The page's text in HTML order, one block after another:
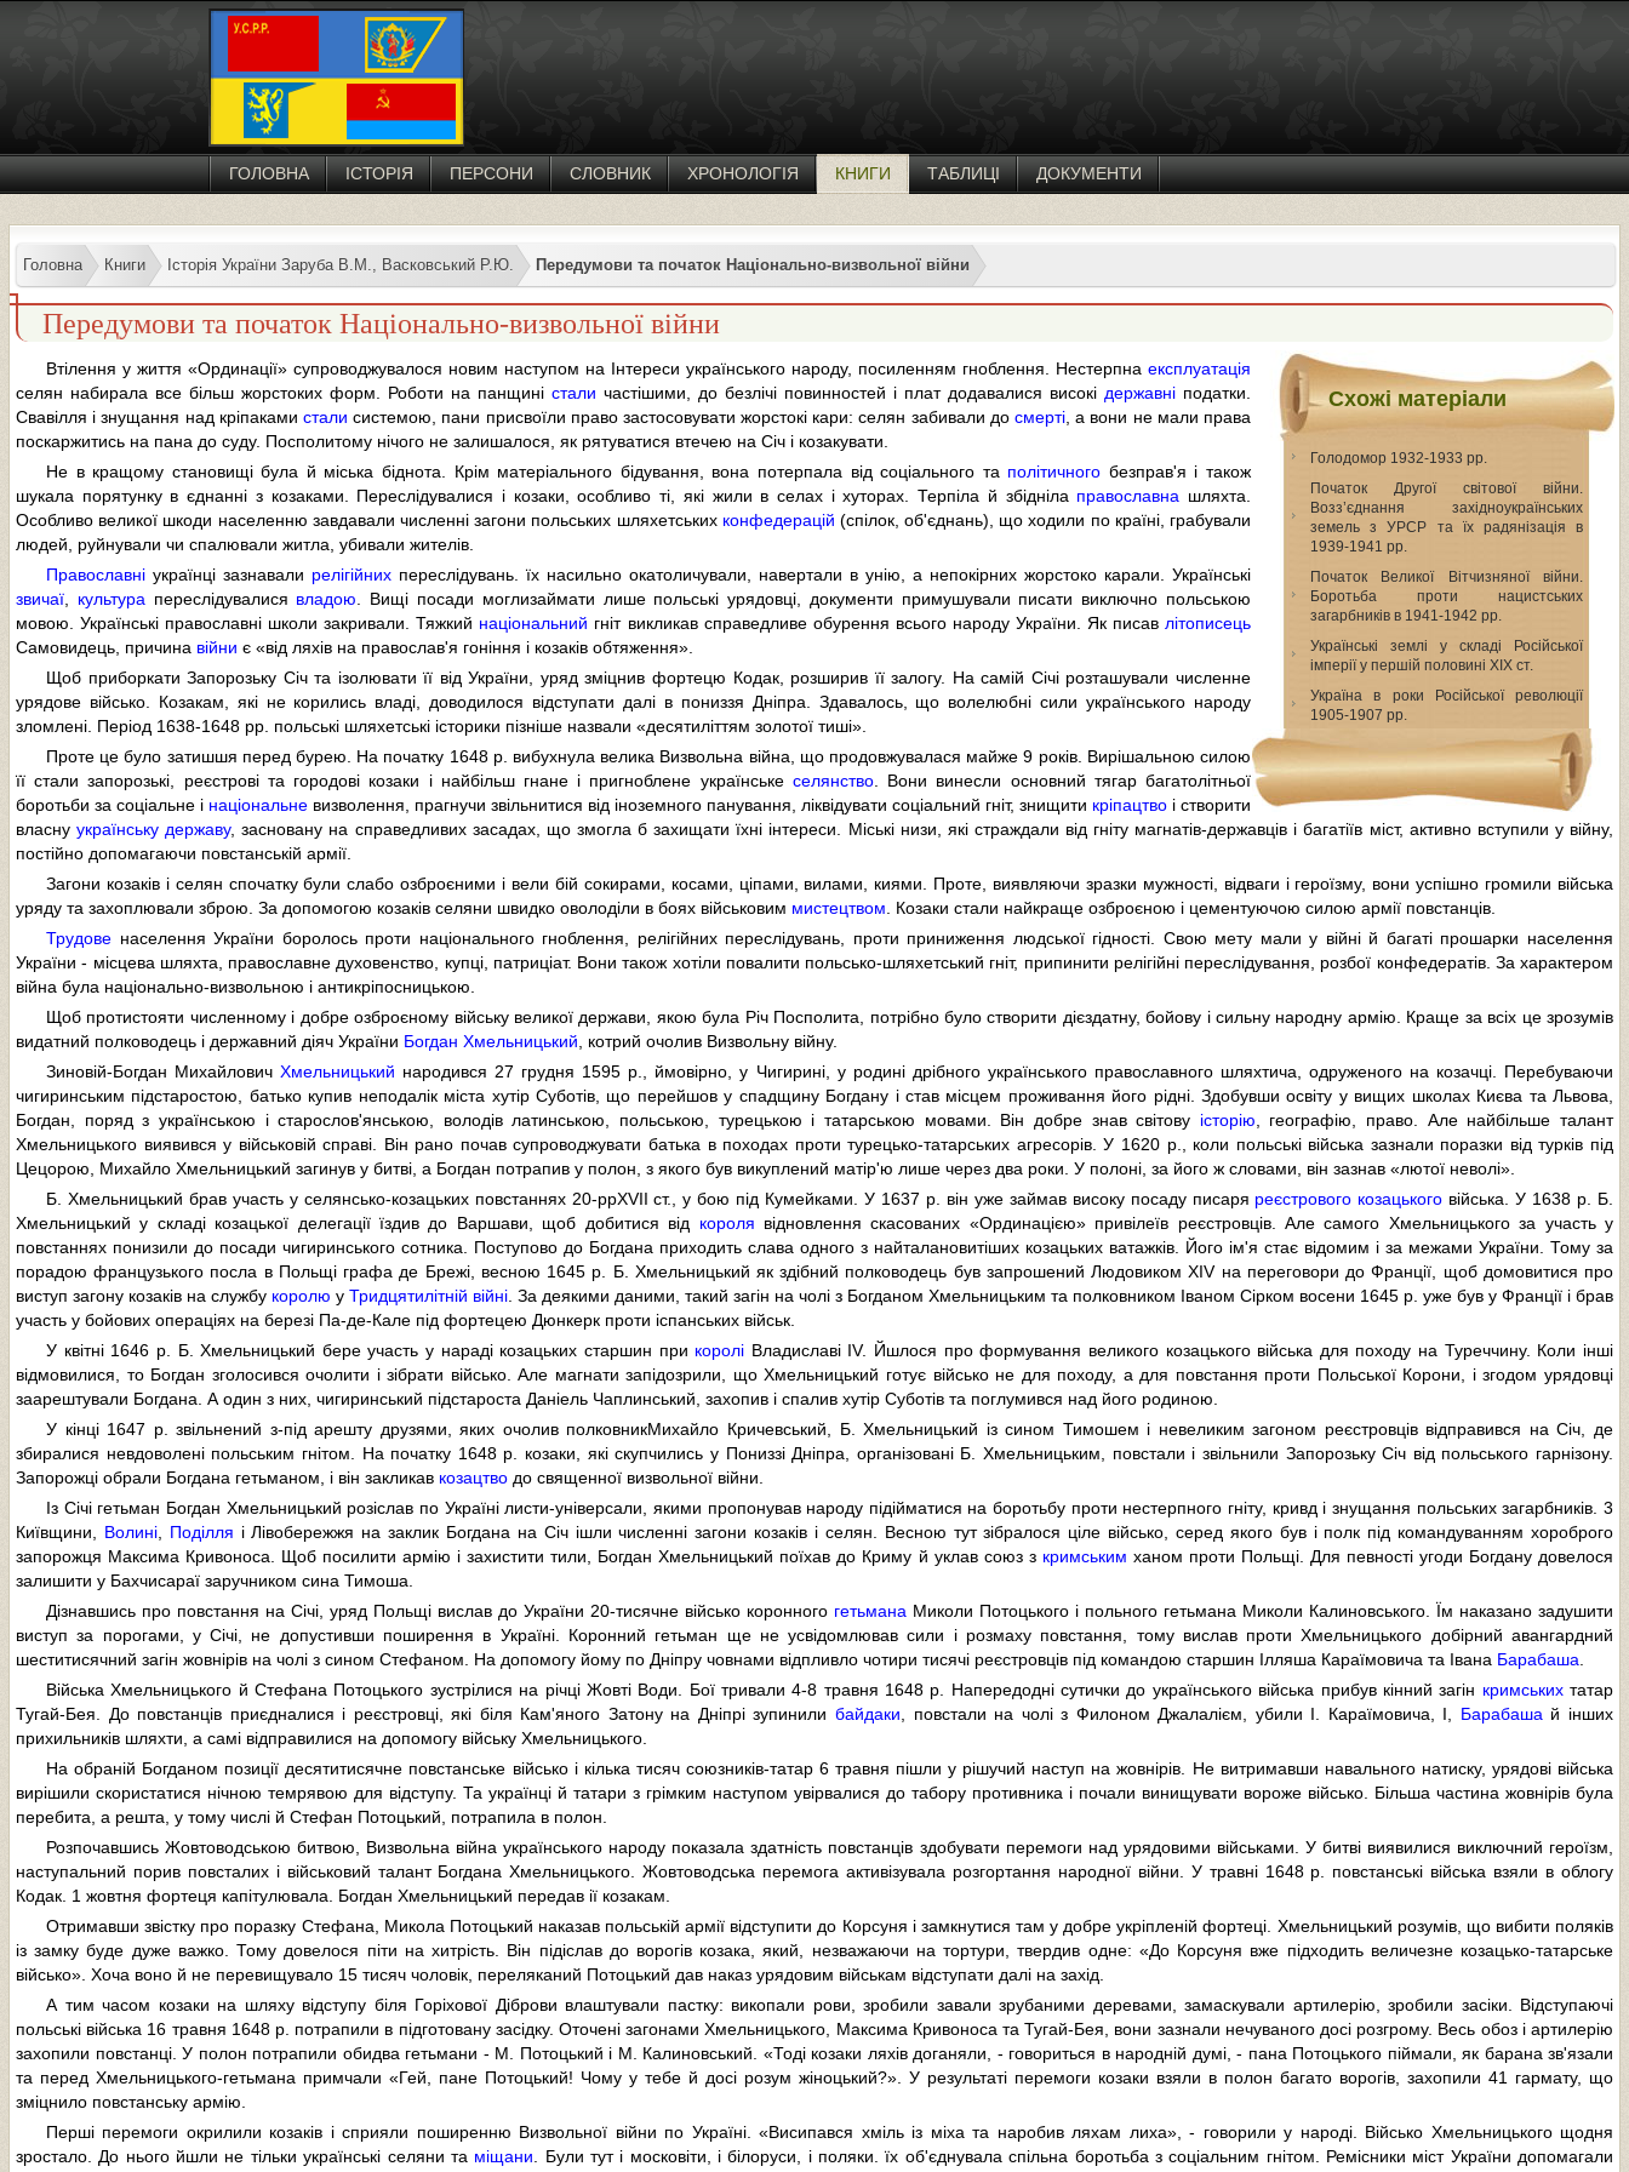
ГОЛОВНА ІСТОРІЯ ПЕРСОНИ СЛОВНИК ХРОНОЛОГІЯ КНИГИ ТАБЛИЦІ ДОКУМЕНТИ
Головна Книги Історія України Заруба В.М., Васковський Р.Ю. Передумови та початок Національно-визвольної війни
Передумови та початок Національно-визвольної війни
Схожі матеріали
Голодомор 1932-1933 pp.
Початок Другої світової війни.
Возз’єднання західноукраїнських
земель з УРСР та їх радянізація в
1939-1941 pp.
Початок Великої Вітчизняної війни.
Боротьба проти нацистських
загарбників в 1941-1942 pp.
Українські землі у складі Російської
імперії у першій половині XIX ст.
Україна в роки Російської революції
1905-1907 pp.
Втілення у життя «Ординації» супроводжувалося новим наступом на Інтереси українського народу, посиленням гноблення. Нестерпна експлуатація
селян набирала все більш жорстоких форм. Роботи на панщині стали частішими, до безлічі повинностей і плат додавалися високі державні податки.
Свавілля і знущання над кріпаками стали системою, пани присвоїли право застосовувати жорстокі кари: селян забивали досмерті , а вони не мали права
поскаржитись на пана до суду. Посполитому нічого не залишалося, як рятуватися втечею на Січ і козакувати.
He в кращому становищі була й міська біднота. Крім матеріального бідування, вона потерпала від соціального та політичного безправ'я і також
шукала порятунку в єднанні з козаками. Переслідувалися і козаки, особливо ті, які жили в селах і хуторах. Терпіла й збідніла православна шляхта.
Особливо великої шкоди населенню завдавали численні загони польських шляхетських конфедерацій (спілок, об'єднань), що ходили по країні, грабували
людей, руйнували чи спалювали житла, убивали жителів.
Православні українці зазнавали релігійних переслідувань. їх насильно окатоличували, навертали в унію, а непокірних жорстоко карали. Українські
звичаї
культура переслідувалися владою . Вищі посади моглизаймати лише польські урядовці, документи примушували писати виключно польською
мовою. Українські православні школи закривали. Тяжкий національний гніт викликав справедливе обурення всього народу України. Як писав літописець
Самовидець, причина війни є «від ляхів на православ'я гоніння і козаків обтяження».
Щоб приборкати Запорозьку Січ та ізолювати її від України, уряд зміцнив фортецю Кодак, розширив її залогу. На самій Січі розташували численне
урядове військо. Козакам, які не корились владі, доводилося відступати далі в пониззя Дніпра. Здавалось, що волелюбні сили українського народу
зломлені. Період 1638-1648 pp. польські шляхетські історики пізніше назвали «десятиліттям золотої тиші».
Проте це було затишшя перед бурею. На початку 1648 р. вибухнула велика Визвольна війна, що продовжувалася майже 9 років. Вирішальною силою
її стали запорозькі, реєстрові та городові козаки і найбільш гнане і пригноблене українське селянство. Вони винесли основний тягар багатолітньої
боротьби за соціальне і національне визволення, прагнучи звільнитися від іноземного панування, ліквідувати соціальний гніт, знищити кріпацтво і створити
власнуукраїнську державу, засновану на справедливих засадах, що змогла б захищати їхні інтереси. Міські низи, які страждали від гніту магнатів-державців і багатіїв міст, активно вступили у війну,
постійно допомагаючи повстанській армії.
Загони козаків і селян спочатку були слабо озброєними і вели бій сокирами, косами, ціпами, вилами, киями. Проте, виявляючи зразки мужності, відваги і героїзму, вони успішно громили війська
уряду та захоплювали зброю. За допомогою козаків селяни швидко оволоділи в боях військовим мистецтвом . Козаки стали найкраще озброєною і цементуючою силою армії повстанців.
Трудове населення України боролось проти національного гноблення, релігійних переслідувань, проти приниження людської гідності. Свою мету мали у війні й багаті прошарки населення
України - місцева шляхта, православне духовенство, купці, патриціат. Вони також хотіли повалити польсько-шляхетський гніт, припинити релігійні переслідування, розбої конфедератів. За характером
війна була національно-визвольною і антикріпосницькою.
Щоб протистояти численному і добре озброєному війську великої держави, якою була Річ Посполита, потрібно було створити дієздатну, бойову і сильну народну армію. Краще за всіх це зрозумів
видатний полководець і державний діяч України Богдан Хмельницький , котрий очолив Визвольну війну.
Зиновій-Богдан МихайловичХмельницький народився 27 грудня 1595 p., ймовірно, у Чигирині, у родині дрібного українського православного шляхтича, одруженого на козачці. Перебуваючи
чигиринським підстаростою, батько купив неподалік міста хутір Суботів, що перейшов у спадщину Богдану і став місцем проживання його рідні. Здобувши освіту у вищих школах Києва та Львова,
Богдан, поряд з українською і старослов'янською, володів латинською, польською, турецькою і татарською мовами. Він добре знав світову історію , географію, право. Але найбільше талант
Хмельницького виявився у військовій справі. Він рано почав супроводжувати батька в походах проти турецько-татарських агресорів. У 1620 p., коли польські війська зазнали поразки від турків під
Цецорою, Михайло Хмельницький загинув у битві, а Богдан потрапив у полон, з якого був викуплений матір'ю лише через два роки. У полоні, за його ж словами, він зазнав «лютої неволі».
Б. Хмельницький брав участь у селянсько-козацьких повстаннях 20-ррXVII ст., у бою під Кумейками. У 1637 р. він уже займав високу посаду писаря реєстрового козацького війська. У 1638 р. Б.
Хмельницький у складі козацької делегації їздив до Варшави, щоб добитися від короля відновлення скасованих «Ординацією» привілеїв реєстровців. Але самого Xмельницького за участь у
повстаннях понизили до посади чигиринського сотника. Поступово до Богдана приходить слава одного з найталановитіших козацьких ватажків. Його ім'я стає відомим і за межами України. Тому за
порадою французького посла в Польщі графа де Брежі, весною 1645 р. Б. Хмельницький як здібний полководець був запрошений Людовиком XIV на переговори до Франції, щоб домовитися прo
виступ загону козаків на службу королю у Тридцятилітній війні . За деякими даними, такий загін на чолі з Богданом Хмельницьким та полковником Іваном Сірком восени 1645 р. уже був у Франції і брав
участь у бойових операціях на березі Па-де-Кале під фортецею Дюнкерк проти іспанських військ.
У квітні 1646 р. Б. Хмельницький бере участь у нараді козацьких старшин при королі Владиславі IV. Йшлося про формування великого козацького війська для походу на Туреччину. Коли інші
відмовилися, то Богдан зголосився очолити і зібрати військо. Але магнати запідозрили, що Хмельницький готує військо не для походу, а для повстання проти Польської Корони, і згодом урядовці
заарештували Богдана. А один з них, чигиринський підстароста Даніель Чаплинський, захопив і спалив хутір Суботів та поглумився над його родиною.
У кінці 1647 р. звільнений з-під арешту друзями, яких очолив полковникМихайло Кричевський, Б. Хмельницький із сином Тимошем і невеликим загоном реєстровців відправився на Січ, де
збиралися невдоволені польським гнітом. На початку 1648 р. козаки, які скупчились у Пониззі Дніпра, організовані Б. Хмельницьким, повстали і звільнили Запорозьку Січ від польського гарнізону.
Запорожці обрали Богдана гетьманом, і він закликав козацтво до священної визвольної війни.
Із Січі гетьман Богдан Хмельницький розіслав по Україні листи-універсали, якими пропонував народу підійматися на боротьбу проти нестерпного гніту, кривд і знущання польських загарбників. 3
Київщини, Волині, Поділля і Лівобережжя на заклик Богдана на Січ ішли численні загони козаків і селян. Весною тут зібралося ціле військо, серед якого був і полк під командуванням хороброго
запорожця Максима Кривоноса. Щоб посилити армію і захистити тили, Богдан Хмельницький поїхав до Криму й уклав союз з кримським ханом проти Польщі. Для певності угоди Богдану довелося
залишити у Бахчисараї заручником сина Тимоша.
Дізнавшись про повстання на Січі, уряд Польщі вислав до України 20-тисячне військо коронного гетьмана Миколи Потоцького і польного гетьмана Миколи Калиновського. Їм наказано задушити
виступ за порогами, у Січі, не допустивши поширення в Україні. Коронний гетьман ще не усвідомлював сили і розмаху повстання, тому вислав проти Хмельницького добірний авангардний
шеститисячний загін жовнірів на чолі з сином Стефаном. На допомогу йому по Дніпру човнами відпливло чотири тисячі реєстровців під командою старшин Ілляша Караїмовича та Івана Барабаша
Війська Хмельницького й Стефана Потоцького зустрілися на річці Жовті Води. Бої тривали 4-8 травня 1648 р. Напередодні сутички до українського війська прибув кінний загін кримськихтатар
Тугай-Бея. До повстанців приєдналися і реєстровці, які біля Кам'яного Затону на Дніпрі зупинили байдаки , повстали на чолі з Филоном Джалалієм, убили I. Караїмовича, I, Барабаша й інших
прихильників шляхти, а самі відправилися на допомогу війську Хмельницького.
На обраній Богданом позиції десятитисячне повстанське військо і кілька тисяч союзників-татар 6 травня пішли у рішучий наступ на жовнірів. He витримавши навального натиску, урядові війська
вирішили скористатися нічною темрявою для відступу. Та українці й татари з грімким наступом увірвалися до табору противника і почали винищувати вороже військо. Більша частина жовнірів була
перебита, а решта, у тому числі й Стефан Потоцький, потрапила в полон.
Розпочавшись Жовтоводською битвою, Визвольна війна українського народу показала здатність повстанців здобувати перемоги над урядовими військами. У битві виявилися виключний героїзм,
наступальний порив повсталих і військовий талант Богдана Хмельницького. Жовтоводська перемога активізувала розгортання народної війни. У травні 1648 р. повстанські війська взяли в облогу
Кодак. 1 жовтня фортеця капітулювала. Богдан Хмельницький передав ії козакам.
Отримавши звістку про поразку Стефана, Микола Потоцький наказав польській армії відступити до Корсуня і замкнутися там у добре укріпленій фортеці. Хмельницький розумів, що вибити поляків
із замку буде дуже важко. Тому довелося піти на хитрість. Він підіслав до ворогів козака, який, незважаючи на тортури, твердив одне: «До Корсуня вже підходить величезне козацько-татарське
військо». Хоча воно й не перевищувало 15 тисяч чоловік, переляканий Потоцький дав наказ урядовим військам відступати далі на захід.
А тим часом козаки на шляху відступу біля Горіхової Діброви влаштували пастку: викопали рови, зробили завали зрубаними деревами, замаскували артилерію, зробили засіки. Відступаючі
польські війська 16 травня 1648 р. потрапили в підготовану засідку. Оточені загонами Хмельницького, Максима Кривоноса та Тугай-Бея, вони зазнали нечуваного досі розгрому. Весь обоз і артилерію
захопили повстанці. У полон потрапили обидва гетьмани - М. Потоцький і М. Калиновський. «Тоді козаки ляхів доганяли, - говориться в народній думі, - пана Потоцького піймали, як барана зв'язали
та перед Хмельницького-гетьмана примчали «Гей, пане Потоцький! Чому у тебе й досі розум жіноцький?». У результаті перемоги козаки взяли в полон багато ворогів, захопили 41 гармату, що
зміцнило повстанську армію.
Перші перемоги окрилили козаків і сприяли поширенню Визвольної війни по Україні. «Висипався хміль із міха та наробив ляхам лиха», - говорили у народі. Військо Хмельницького щодня
зростало. До нього йшли не тільки українські селяни та міщани . Були тут і московіти, і білоруси, і поляки. їх об'єднувала спільна боротьба з соціальним гнітом. Ремісники міст України допомагали